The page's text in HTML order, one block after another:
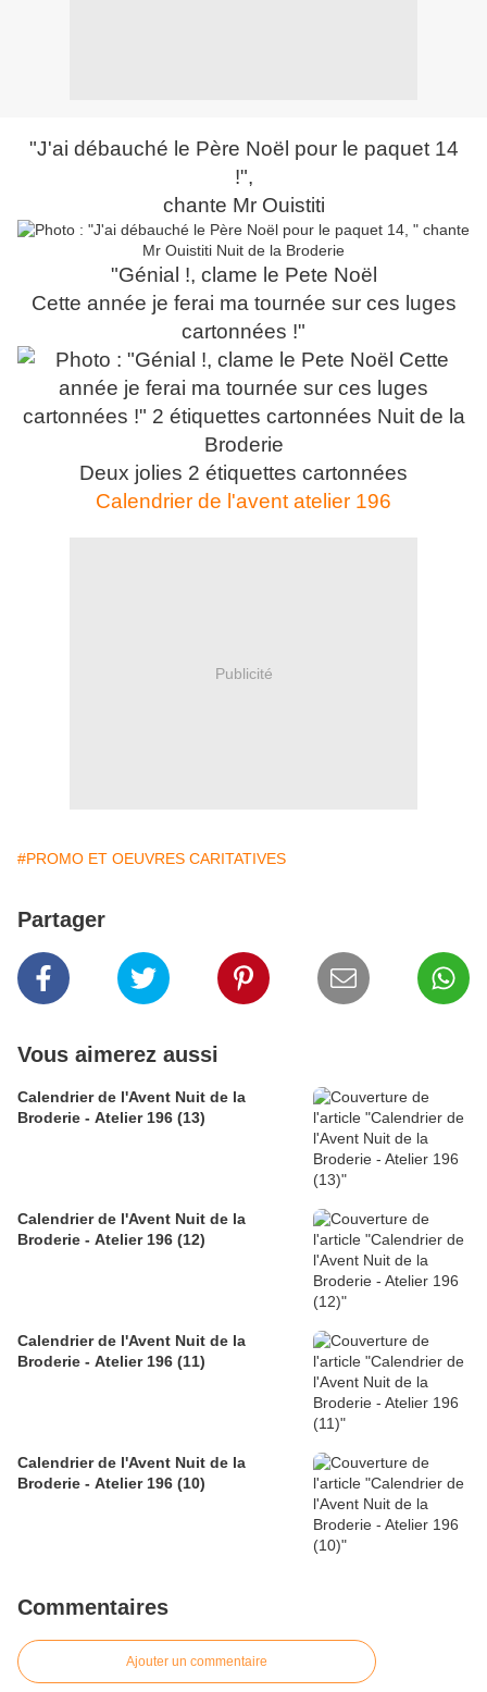
"J'ai débauché le Père Noël pour le paquet 14
!",
chante Mr Ouistiti
"Génial !, clame le Pete Noël
Cette année je ferai ma tournée sur ces luges
cartonnées !"
Deux jolies 2 étiquettes cartonnées
Calendrier de l'avent atelier 196
Publicité
#PROMO ET OEUVRES CARITATIVES
Partager
Vous aimerez aussi
Calendrier de l'Avent Nuit de la
Broderie - Atelier 196 (13)
Calendrier de l'Avent Nuit de la
Broderie - Atelier 196 (12)
Calendrier de l'Avent Nuit de la
Broderie - Atelier 196 (11)
Calendrier de l'Avent Nuit de la
Broderie - Atelier 196 (10)
Commentaires
Ajouter un commentaire